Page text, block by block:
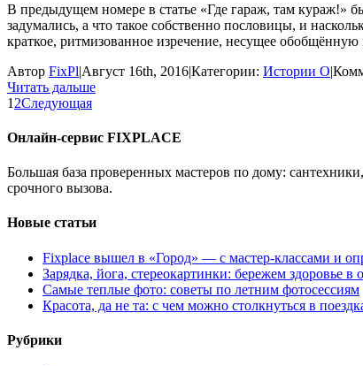
В предыдущем номере в статье «Где гараж, там кураж!»
задумались, а что такое собственно пословицы, и
краткое, ритмизованное изречение, несущее
Автор FixPl|Август 16th, 2016|Категории: Истории О|
Читать дальше
1 2Следующая
Онлайн-сервис FIXPLACE
Большая база проверенных мастеров по дому:
срочного вызова.
Новые статьи
Fixplace вышел в «Город» — с мастер-классами и
Зарядка, йога, стереокартинки: бережем здоровье в
Самые теплые фото: советы по летним фотосессиям
Красота, да не та: с чем можно столкнуться в
Рубрики